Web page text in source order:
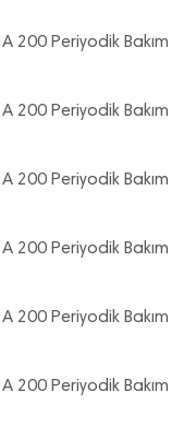
200 Periyodik Bakım
200 Periyodik Bakım
200 Periyodik Bakım
200 Periyodik Bakım
200 Periyodik Bakım
200 Periyodik Bakım